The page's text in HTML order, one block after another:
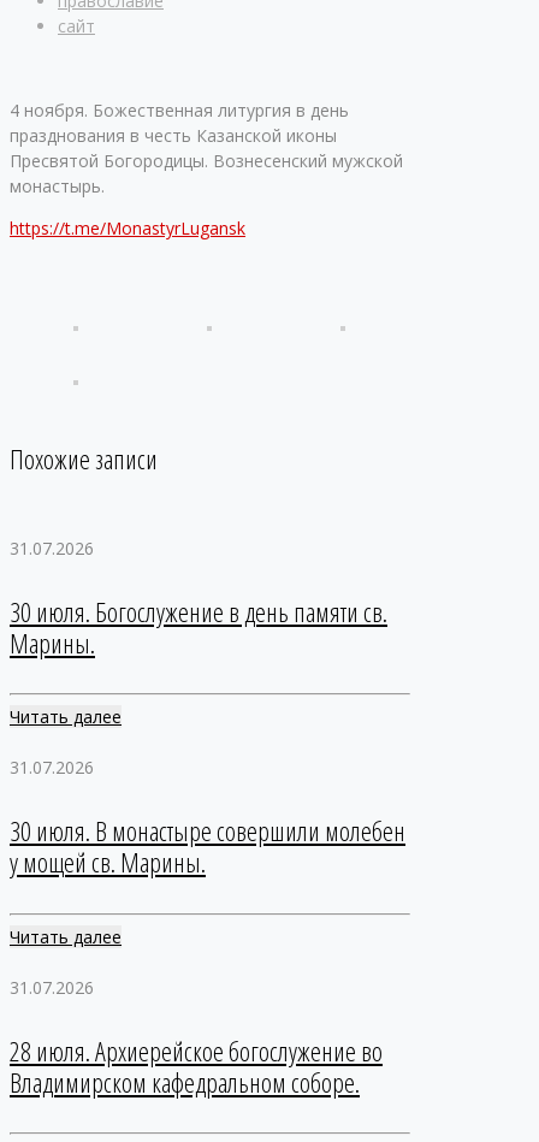
сайт
4 ноября. Божественная литургия в день
празднования в честь Казанской иконы
Пресвятой Богородицы. Вознесенский мужской
монастырь.
https://t.me/MonastyrLugansk
Похожие записи
31.07.2026
30 июля. Богослужение в день памяти св.
Марины.
Читать далее
31.07.2026
30 июля. В монастыре совершили молебен
у мощей св. Марины.
Читать далее
31.07.2026
28 июля. Архиерейское богослужение во
Владимирском кафедральном соборе.